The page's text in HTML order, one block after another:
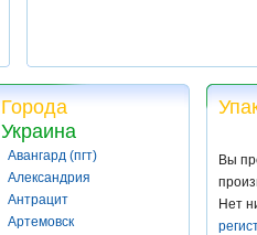
Города
Украина
Авангард (пгт)
Александрия
Антрацит
Артемовск
Вы
Нет